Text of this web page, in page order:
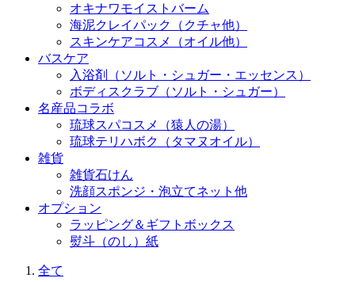
オキナワモイストバーム
海泥クレイパック（クチャ他）
スキンケアコスメ（オイル他）
バスケア
入浴剤（ソルト・シュガー・エッセンス）
ボディスクラブ（ソルト・シュガー）
名産品コラボ
琉球スパコスメ（猿人の湯）
琉球テリハボク（タマヌオイル）
雑貨
雑貨石けん
洗顔スポンジ・泡立てネット他
オプション
ラッピング＆ギフトボックス
熨斗（のし）紙
全て